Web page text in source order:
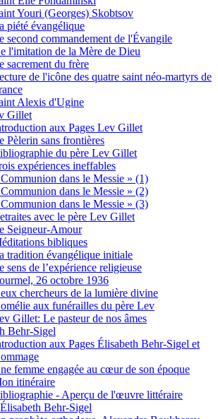
Youri (Georges) Skobtsov
piété évangélique
second commandement de l'Évangile
l'imitation de la Mère de Dieu
sacrement du frère
de l'icône des quatre saint néo-martyrs de
Alexis d'Ugine
Gillet
aux Pages Lev Gillet
Pèlerin sans frontières
du père Lev Gillet
expériences ineffables
dans le Messie » (1)
dans le Messie » (2)
dans le Messie » (3)
avec le père Lev Gillet
Seigneur-Amour
bibliques
tradition évangélique initiale
sens de l’expérience religieuse
26 octobre 1936
chercheurs de la lumière divine
aux funérailles du père Lev
Gillet: Le pasteur de nos âmes
Behr-Sigel
aux Pages Élisabeth Behr-Sigel et
femme engagée au cœur de son époque
itinéraire
- Aperçu de l'œuvre littéraire
Behr-Sigel